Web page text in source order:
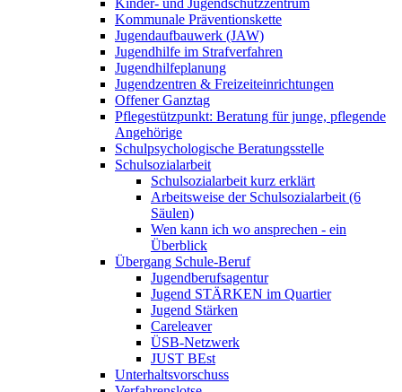
Kinder- und Jugendschutzzentrum
Kommunale Präventionskette
Jugendaufbauwerk (JAW)
Jugendhilfe im Strafverfahren
Jugendhilfeplanung
Jugendzentren & Freizeiteinrichtungen
Offener Ganztag
Pflegestützpunkt: Beratung für junge, pflegende
Angehörige
Schulpsychologische Beratungsstelle
Schulsozialarbeit
Schulsozialarbeit kurz erklärt
Arbeitsweise der Schulsozialarbeit (6
Säulen)
Wen kann ich wo ansprechen - ein
Überblick
Übergang Schule-Beruf
Jugendberufsagentur
Jugend STÄRKEN im Quartier
Jugend Stärken
Careleaver
ÜSB-Netzwerk
JUST BEst
Unterhaltsvorschuss